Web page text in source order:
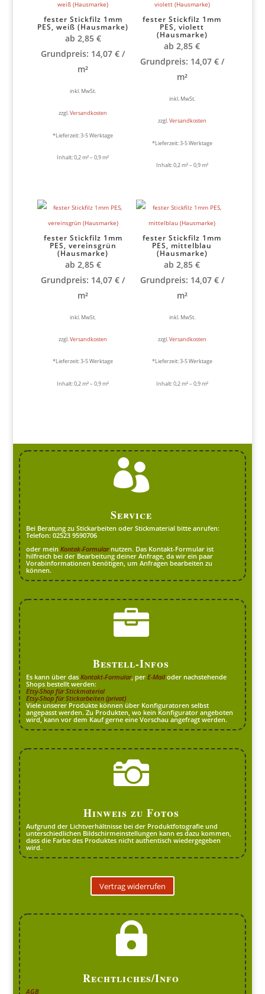
fester Stickfilz 1mm
PES, weiß (Hausmarke)
ab 2,85 €
Grundpreis: 14,07€ /
m²
inkl. MwSt.
zzgl.Versandkosten
*Lieferzeit:3-5 Werktage
Inhalt: 0,2m²– 0,9m²
fester Stickfilz 1mm
PES, violett
(Hausmarke)
ab2,85€
Grundpreis: 14,07 €/
m²
inkl. MwSt.
zzgl.Versandkosten
*Lieferzeit:3-5 Werktage
Inhalt: 0,2m²– 0,9m²
fester Stickfilz 1mm
PES, vereinsgrün
(Hausmarke)
ab 2,85 €
Grundpreis: 14,07€ /
m²
inkl. MwSt.
zzgl.Versandkosten
*Lieferzeit:3-5 Werktage
Inhalt: 0,2m²– 0,9m²
fester Stickfilz 1mm
PES, mittelblau
(Hausmarke)
ab2,85€
Grundpreis: 14,07 €/
m²
inkl. MwSt.
zzgl.Versandkosten
*Lieferzeit:3-5 Werktage
Inhalt: 0,2m²– 0,9m²

Service
Bei Beratung zu Stickarbeiten oder Stickmaterial bitte anrufen:
Telefon: 02523 9590706
oder meinKontak-Formularnutzen. Das Kontakt-Formular ist
hilfreich bei der Bearbeitung deiner Anfrage, da wir ein paar
Vorabinformationen benötigen, um Anfragen bearbeiten zu
können.

Bestell-Infos
Es kann über dasKontakt-Formular, perE-Mail oder nachstehende
Shops bestellt werden:
Etsy-Shop für Stickmaterial
Etsy-Shop für Stickarbeiten (privat)
Viele unserer Produkte können über Konfiguratoren selbst
angepasst werden. Zu Produkten, wo kein Konfigurator angeboten
wird, kann vor dem Kauf gerne eine Vorschau angefragt werden.

Hinweis zu Fotos
Aufgrund der Lichtverhältnisse bei der Produktfotografie und
unterschiedlichen Bildschirmeinstellungen kann es dazu kommen,
dass die Farbe des Produktes nicht authentisch wiedergegeben
wird.
Vertrag widerrufen

Rechtliches/Info
AGB